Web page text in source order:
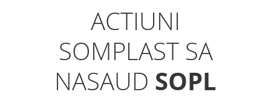
ACTIUNI
SOMPLAST SA
NASAUD SOPL